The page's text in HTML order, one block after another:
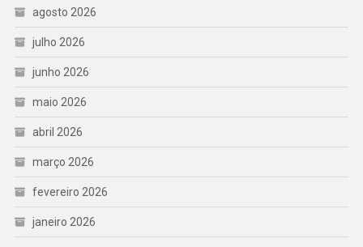
agosto 2026
julho 2026
junho 2026
maio 2026
abril 2026
março 2026
fevereiro 2026
janeiro 2026